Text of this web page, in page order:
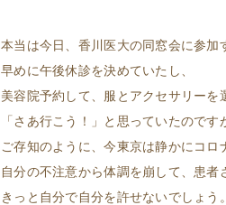
本当は今日、香川医大の同窓会に参加
早めに午後休診を決めていたし、
美容院予約して、服とアクセサリーを
「さあ行こう！」と思っていたのです
ご存知のように、今東京は静かにコロ
自分の不注意から体調を崩して、患者
きっと自分で自分を許せないでしょう。